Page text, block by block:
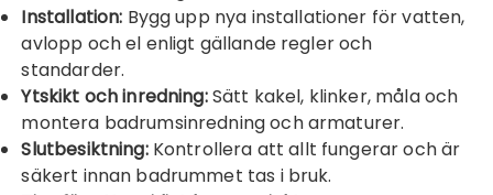
Installation: Bygg upp nya installationer för vatten,
avlopp och el enligt gällande regler och
standarder.
Ytskikt och inredning:Sätt kakel, klinker, måla och
montera badrumsinredning och armaturer.
Slutbesiktning:Kontrollera att allt fungerar och är
säkert innan badrummet tas i bruk.